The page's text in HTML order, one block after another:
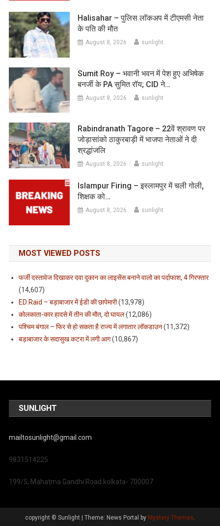
Halisahar – पुलिस लॉकअप में टीएमसी नेता
के पति की मौत
August 8, 2026 sunlight
Sumit Roy – भवानी भवन में पेश हुए अभिषेक
बनर्जी के PA सुमित रॉय; CID ने…
August 8, 2026 sunlight
Rabindranath Tagore – 22वें श्रावण पर
जोड़ासांको ठाकुरबाड़ी में भाजपा नेताओं ने दी
श्रद्धांजलि
August 8, 2026 sunlight
Islampur Firing – इस्लामपुर में चली गोली,
शिक्षक को…
August 8, 2026 sunlight
MOST VIEWED POSTS
फर्जी दस्तावेज दिखाकर दवा दुकान का लाइसेंस बनाने वालो का पर्दाफाश, 4 गिरफ्तार
(14,607)
ED Raid – बड़ाबाजार में ईडी की छापेमारी(13,978)
कोलकाता-कार हादसे में तीन की मौत, दो घायल(12,086)
पश्चिम बंगाल – फिर से हो सकता है राज्य में लगातार लॉकडाउन(11,372)
बड़ाबाजार के सदासुख कटरा में लगी आग(10,867)
SUNLIGHT
mailtosunlight@gmail.com
9831514225
199/5, Mahatma Gandhi Road kolkata- 700007
copyright © Sunlight Theme: News Portal by Mystery Themes.